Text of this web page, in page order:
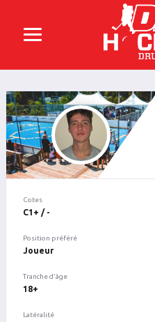
Cotes
C1+ / -
Position préféré
Joueur
Tranche d'âge
18+
Latéralité